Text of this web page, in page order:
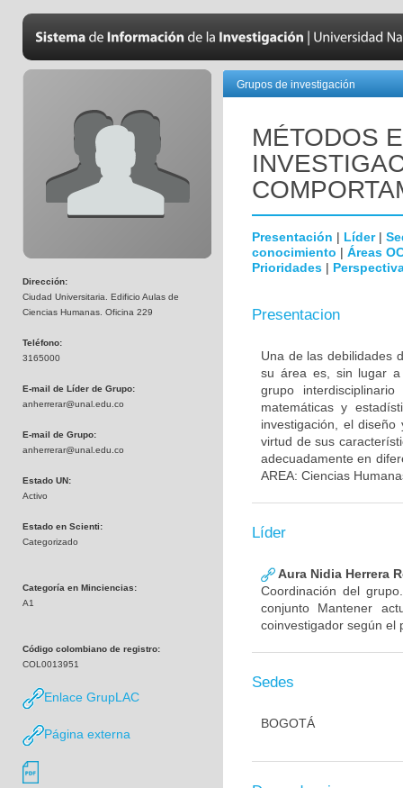
Dirección:
Ciudad Universitaria. Edificio Aulas de
Ciencias Humanas. Oficina 229
Teléfono:
3165000
E-mail de Líder de Grupo:
anherrerar@unal.edu.co
E-mail de Grupo:
anherrerar@unal.edu.co
Estado UN:
Activo
Estado en Scienti:
Categorizado
Categoría en Minciencias:
A1
Código colombiano de registro:
COL0013951
Enlace GrupLAC
Página externa
Grupos de investigación
MÉTODOS
Presentación | Líder|
conocimiento | Áreas
Prioridades |
Presentacion
Una de las debilidades
su área es, sin lugar a
grupo
matemáticas y
investigación, el
virtud de sus
adecuadamente en
AREA: Ciencias
Líder
Aura Nidia Herrera
Coordinación del
conjunto Mantener
coinvestigador según el
Sedes
BOGOTÁ